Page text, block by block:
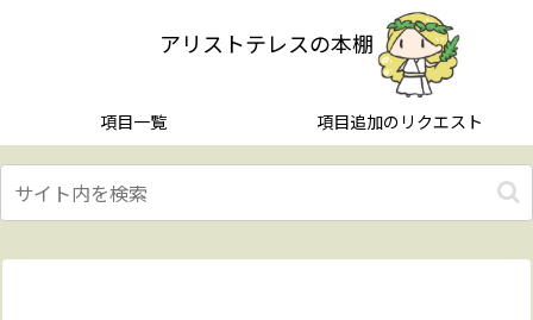
アリストテレスの本棚
項目一覧 項目追加のリクエスト